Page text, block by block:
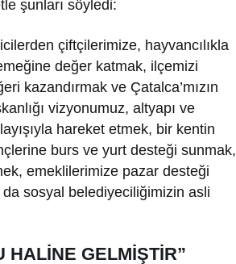
şunları söyledi:
çiftçilerimize, hayvancılıkla
değer katmak, ilçemizi
kazandırmak ve Çatalca’mızın
vizyonumuz, altyapı ve
hareket etmek, bir kentin
burs ve yurt desteği sunmak,
emeklilerimize pazar desteği
sosyal belediyeciliğimizin asli
HALİNE GELMİŞTİR”